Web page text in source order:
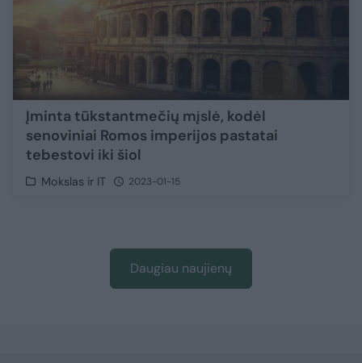
Įminta tūkstantmečių mįslė, kodėl
senoviniai Romos imperijos pastatai
tebestovi iki šiol
Mokslas ir IT 2023-01-15
Daugiau naujienų